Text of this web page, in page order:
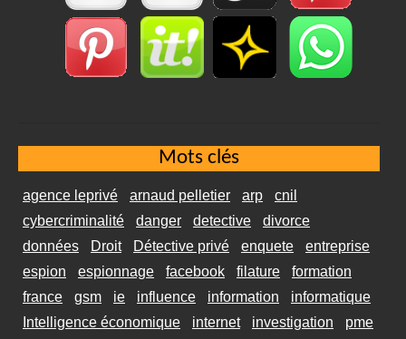
Mots clés
agence leprivé arnaud pelletier arp
cnil
cybercriminalité
danger detective
divorce
données
Droit Détective privé enquete
entreprise
espion
espionnage facebook filature
formation
france
gsm ie influence information
informatique
Intelligence économique
internet investigation
pme